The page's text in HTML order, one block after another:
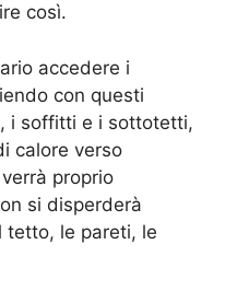
così.
accedere i
con questi
i soffitti e i sottotetti,
calore verso
proprio
si disperderà
tetto, le pareti, le